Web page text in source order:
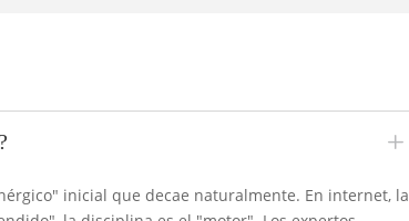
L
inicial que decae naturalmente. En internet, la